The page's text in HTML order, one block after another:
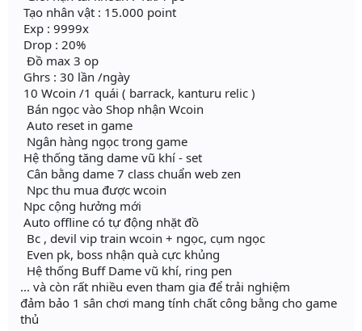
Tạo nhân vật : 15.000 point
Exp : 9999x
Drop : 20%
Đồ max 3 op
Ghrs : 30 lần /ngày
10 Wcoin /1 quái ( barrack, kanturu relic )
Bán ngọc vào Shop nhận Wcoin
Auto reset in game
Ngân hàng ngọc trong game
Hệ thống tăng dame vũ khí - set
Cân bằng dame 7 class chuẩn web zen
Npc thu mua được wcoin
Npc cộng hưởng mới
Auto offline có tự động nhặt đồ
Bc , devil vip train wcoin + ngọc, cụm ngọc
Even pk, boss nhận quà cực khủng
Hệ thống Buff Dame vũ khí, ring pen
... và còn rất nhiều even tham gia để trải nghiệm
đảm bảo 1 sân chơi mang tính chất công bằng cho game
thủ